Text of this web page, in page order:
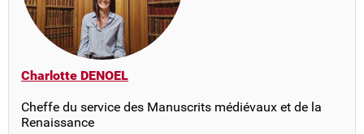
Charlotte DENOEL
Cheffe du service des Manuscrits médiévaux et de la
Renaissance